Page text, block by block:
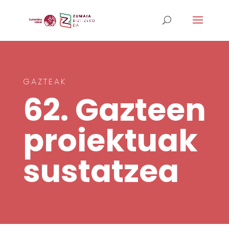
GAZTEAK
62. Gazteen
proiektuak
sustatzea